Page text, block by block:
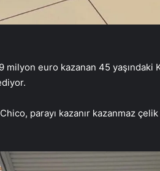
euro kazanan 45 yaşındaki
parayı kazanır kazanmaz